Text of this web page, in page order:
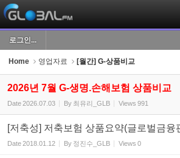
로그인...
Home 영업자료 [월간] G-상품비교
2026년 7월 G-생명.손해보험 상품비교
Date2026.07.03 By 최유리_GLB Views 991
[저축성] 저축보험 상품요약(글로벌금융
Date2018.01.12 By 정진수_GLB Views 0
Sketchbook5, 스케
Sketchbook5, 스케